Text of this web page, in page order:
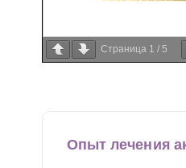
Страница 1 / 5
НОпыт лечения